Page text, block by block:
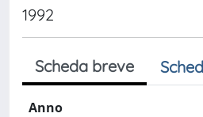
1992
Scheda breve
Anno